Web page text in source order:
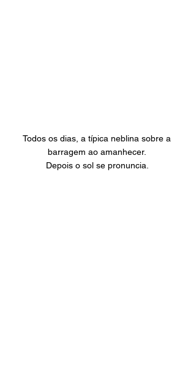
Todos os dias, a típica neblina sobre a
barragem ao amanhecer.
Depois o sol se pronuncia.